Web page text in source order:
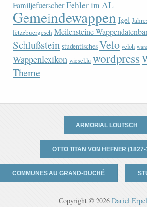
FamiljefuerscherFehler im AL
Gemeindewappen Igel
lëtzebuergesch Meilensteine
Schlußstein studentisches Velo veloh
Wappenlexikon wiesel.lu wordpress
Theme
ARMORIAL LOUTSCH
OTTO TITAN VON HEFNER
COMMUNES AU GRAND-DUCHÉ
Copyright © 2026 Daniel